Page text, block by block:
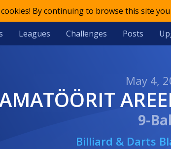
By continuing to browse this site
Leagues Challenges Posts
May 4,
AMATÖÖRIT
9-
Billiard & Darts